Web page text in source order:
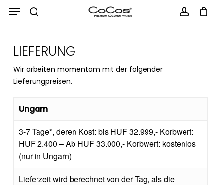
Menu
LIEFERUNG
Wir arbeiten momentam mit der folgender
Lieferungpreisen.
Ungarn
3-7 Tage*, deren Kost: bis HUF 32.999,- Korbwert:
HUF 2.400 – Ab HUF 33.000,- Korbwert: kostenlos
(nur in Ungarn)
Lieferzeit wird berechnet von der Tag, als die
Menu